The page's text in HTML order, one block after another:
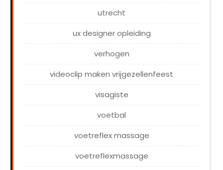
utrecht
ux designer opleiding
verhogen
videoclip maken vrijgezellenfeest
visagiste
voetbal
voetreflex massage
voetreflexmassage